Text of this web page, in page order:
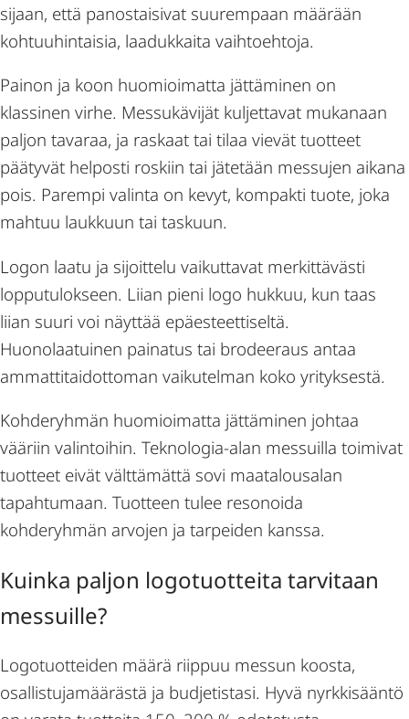
sijaan, että panostaisivat suurempaan määrään
kohtuuhintaisia, laadukkaita vaihtoehtoja.
Painon ja koon huomioimatta jättäminen on
klassinen virhe. Messukävijät kuljettavat mukanaan
paljon tavaraa, ja raskaat tai tilaa vievät tuotteet
päätyvät helposti roskiin tai jätetään messujen aikana
pois. Parempi valinta on kevyt, kompakti tuote, joka
mahtuu laukkuun tai taskuun.
Logon laatu ja sijoittelu vaikuttavat merkittävästi
lopputulokseen. Liian pieni logo hukkuu, kun taas
liian suuri voi näyttää epäesteettiseltä.
Huonolaatuinen painatus tai brodeeraus antaa
ammattitaidottoman vaikutelman koko yrityksestä.
Kohderyhmän huomioimatta jättäminen johtaa
vääriin valintoihin. Teknologia-alan messuilla toimivat
tuotteet eivät välttämättä sovi maatalousalan
tapahtumaan. Tuotteen tulee resonoida
kohderyhmän arvojen ja tarpeiden kanssa.
Kuinka paljon logotuotteita tarvitaan
messuille?
Logotuotteiden määrä riippuu messun koosta,
osallistujamäärästä ja budjetistasi. Hyvä nyrkkisääntö